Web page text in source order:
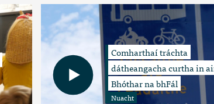
Comharthaí tráchta
dátheangacha curtha in
Bhóthar na bhFál
Nuacht